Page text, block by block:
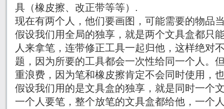
具（橡皮擦、改正带等等）.
现在有两个人，他们要画图，可能需要的物品
假设我们用全局的独享，就是两个文具盒都只
人来拿笔，连带修正工具一起归他，这样绝对
题，因为所要的工具都会一次性给同一个人。
重浪费，因为笔和橡皮擦肯定不会同时使用，
假设我们用的是文具盒的独享，就是同时一个
一个人要笔，整个放笔的文具盒都给他，一个